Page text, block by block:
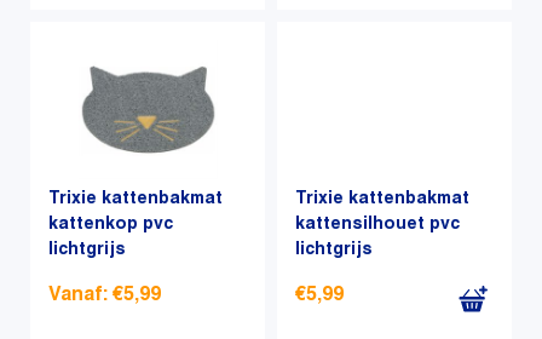
Trixie kattenbakmat
kattenkop pvc
lichtgrijs
Vanaf: €5,99
Trixie kattenbakmat
kattensilhouet pvc
lichtgrijs
€5,99